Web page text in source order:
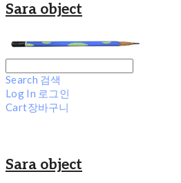
Sara object
Search 검색
Log In 로그인
Cart장바구니
Sara object